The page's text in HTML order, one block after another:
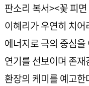
판소리 복서><꽃 피
이혜리가 우연히 치어
에너지로 극의 중심
연기를 선보이며 존재
환장의 케미를 예고한